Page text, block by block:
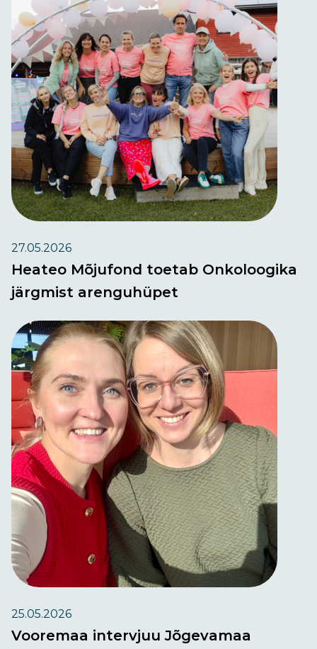
27.05.2026
Heateo Mõjufond toetab Onkoloogika
järgmist arenguhüpet
25.05.2026
Vooremaa intervjuu Jõgevamaa